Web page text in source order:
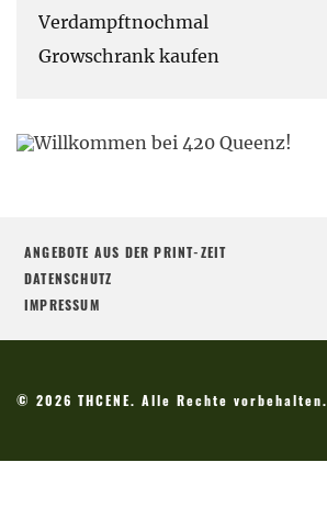
Verdampftnochmal
Growschrank kaufen
ANGEBOTE AUS DER PRINT-ZEIT
DATENSCHUTZ
IMPRESSUM
© 2026 THCENE. Alle Rechte vorbehalten.